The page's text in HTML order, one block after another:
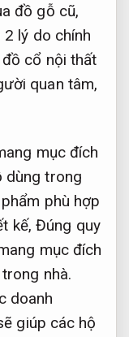
đồ gỗ cũ,
lý do chính
cổ nội thất
quan tâm,
mục đích
dùng trong
phù hợp
kế,Đúng quy
mục đích
nhà.
doanh
giúp các hộ